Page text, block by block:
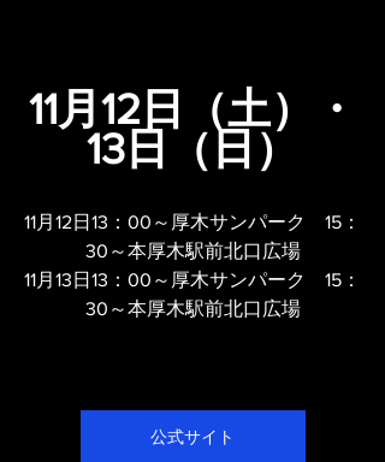
11月12日（土）・
13日（日）
11月12日13：00～厚木サンパーク　15：
30～本厚木駅前北口広場
11月13日13：00～厚木サンパーク　15：
30～本厚木駅前北口広場
公式サイト